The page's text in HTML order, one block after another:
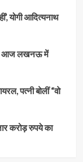
योगी आदित्यनाथ
आज लखनऊ में
पत्नी बोलीं “वो
करोड़ रुपये का